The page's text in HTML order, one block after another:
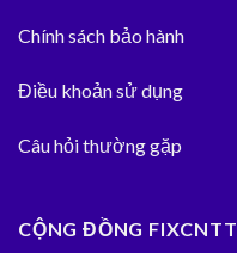
Chính sách bảo hành
Điều khoản sử dụng
Câu hỏi thường gặp
CỘNG ĐỒNG FIXCNTT